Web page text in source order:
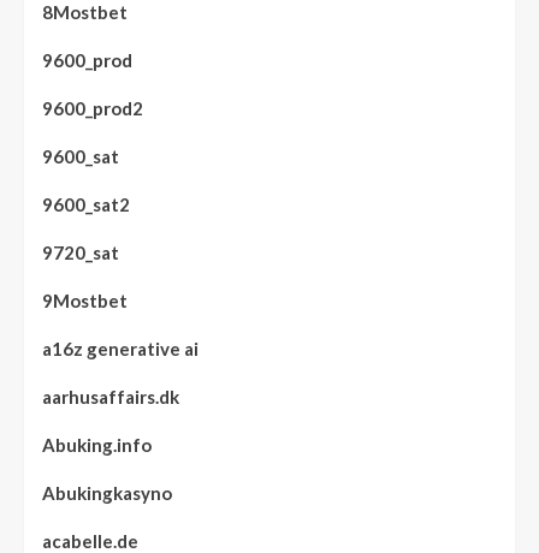
8Mostbet
9600_prod
9600_prod2
9600_sat
9600_sat2
9720_sat
9Mostbet
a16z generative ai
aarhusaffairs.dk
Abuking.info
Abukingkasyno
acabelle.de